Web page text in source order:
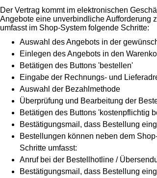
Der Vertrag kommt im elektronischen
Angebote eine unverbindliche Aufforderung
umfasst im Shop-System folgende Schritte:
Auswahl des Angebots in der
Einlegen des Angebots in den
Betätigen des Buttons 'bestellen'
Eingabe der Rechnungs- und
Auswahl der Bezahlmethode
Überprüfung und Bearbeitung der
Betätigen des Buttons 'kostenpflichtig
Bestätigungsmail, dass Bestellung
Bestellungen können neben dem
Schritte umfasst:
Anruf bei der Bestellhotline /
Bestätigungsmail, dass Bestellung